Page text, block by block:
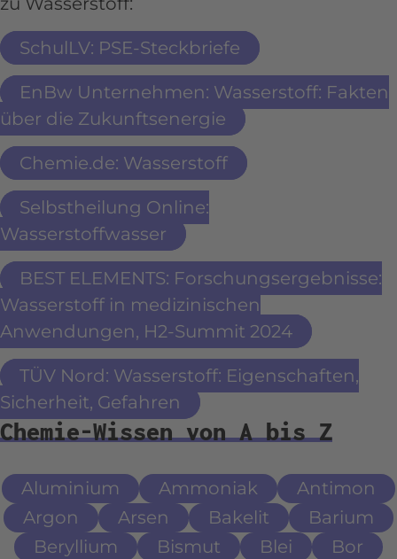
SchulLV: PSE-Steckbriefe
EnBw Unternehmen: Wasserstoff: Fakten
über die Zukunftsenergie
Chemie.de: Wasserstoff
Selbstheilung Online:
Wasserstoffwasser
BEST ELEMENTS: Forschungsergebnisse:
Wasserstoff in medizinischen
Anwendungen, H2-Summit 2024
TÜV Nord: Wasserstoff: Eigenschaften,
Sicherheit, Gefahren
Chemie-Wissen von A bis Z
Aluminium Ammoniak
Antimon
Argon
Arsen Bakelit
Barium
Beryllium
Bismut Blei
Bor